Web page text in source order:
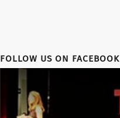
FOLLOW US ON FACEBOOK